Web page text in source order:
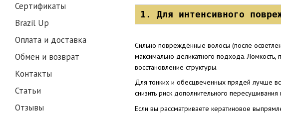
1. Для интенсивного
Сильно повреждённые волосы (после
максимально деликатного подхода. Ломкость,
восстановление структуры.
Для тонких и обесцвеченных прядей лучше
снизить риск дополнительного
Если вы рассматриваете кератиновое
Сертификаты
Brazil Up
Оплата и доставка
Обмен и возврат
Контакты
Статьи
Отзывы